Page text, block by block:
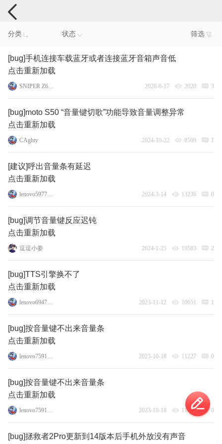
手机反馈
分类 状态 筛选
[bug]手机连接车载蓝牙或者连接蓝牙音箱声音低
点击重新加载
SNIPER Z6pro 2026-6-17 2020 3
[bug]moto S50 “音量键切歌”功能导致音量调整异常
点击重新加载
CAghty 2024-10-22 8509 1
[建议]呼出音量条有延迟
点击重新加载
lenovo59770508 2024-3-14 13236 0
[bug]调节音量键反应迟钝
点击重新加载
逗逗小姜 2024-1-25 10583 2
[bug]TTS引擎换不了
点击重新加载
lenovo69472871 2023-11-12 10651 1
[bug]按音量键不出来音量条
点击重新加载
lenovo75917542 2023-10-18 11227 0
[bug]按音量键不出来音量条
点击重新加载
lenovo75917542 2023-10-18 11369 0
[bug]拯救者2Pro更新到14版本后手机外放没有声音